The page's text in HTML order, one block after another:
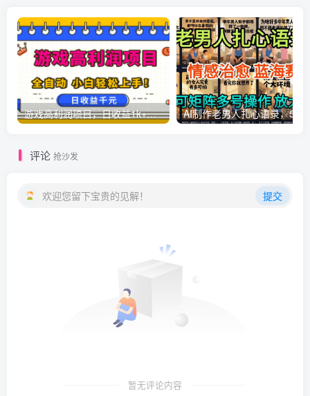
游戏高利润项目，日收益1k+，全自动，无需值守，解放双手，小白轻松上手【揭秘】
评论 抢沙发
欢迎您留下宝贵的见解！ 提交
暂无评论内容